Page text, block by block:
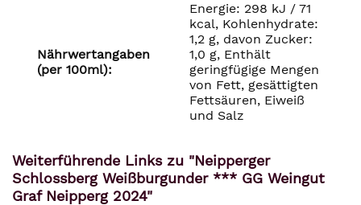
Nährwertangaben
(per 100ml):
Energie: 298 kJ / 71
kcal, Kohlenhydrate:
1,2 g, davon Zucker:
1,0 g, Enthält
geringfügige Mengen
von Fett, gesättigten
Fettsäuren, Eiweiß
und Salz
Weiterführende Links zu "Neipperger
Schlossberg Weißburgunder *** GG Weingut
Graf Neipperg 2024"